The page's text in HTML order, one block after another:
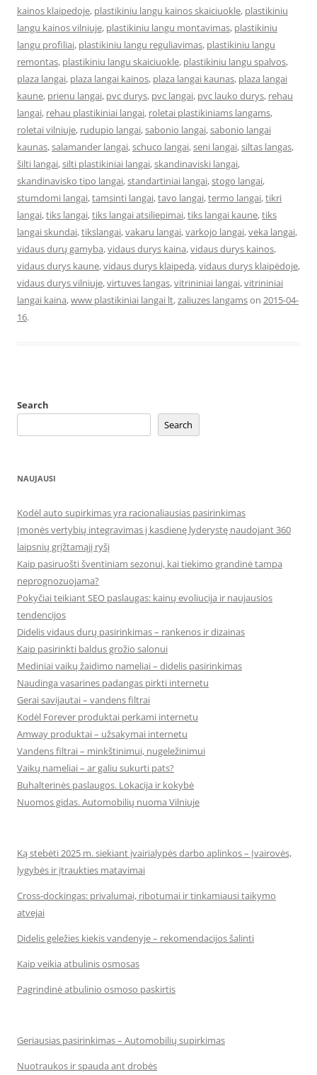
kainos klaipedoje, plastikiniu langu kainos skaiciuokle, plastikiniu
langu kainos vilniuje, plastikiniu langu montavimas, plastikiniu
langu profiliai, plastikiniu langu reguliavimas, plastikiniu langu
remontas, plastikiniu langu skaiciuokle, plastikiniu langu spalvos,
plaza langai, plaza langai kainos, plaza langai kaunas, plaza langai
kaune, prienu langai, pvc durys, pvc langai, pvc lauko durys, rehau
langai, rehau plastikiniai langai, roletai plastikiniams langams,
roletai vilniuje, rudupio langai,sabonio langai,sabonio langai
kaunas,salamander langai,schuco langai,seni langai,siltas langas,
šilti langai,silti plastikiniai langai,skandinaviski langai,
skandinavisko tipo langai,standartiniai langai,stogo langai,
stumdomi langai,tamsinti langai,tavo langai,termo langai,tikri
langai,tiks langai,tiks langai atsiliepimai,tiks langai kaune,tiks
langai skundai,tikslangai,vakaru langai,varkojo langai,veka langai,
vidaus durų gamyba,vidaus durys kaina,vidaus durys kainos,
vidaus durys kaune,vidaus durys klaipeda,vidaus durys klaipėdoje,
vidaus durys vilniuje,virtuves langas,vitrininiai langai,vitrininiai
langai kaina,www plastikiniai langai lt,zaliuzes langamson 2015-04-
16.
Search
Search
NAUJAUSI
Kodėl auto supirkimas yra racionaliausias pasirinkimas
Įmonės vertybių integravimas į kasdienę lyderystę naudojant 360
laipsnių grįžtamąjį ryšį
Kaip pasiruošti šventiniam sezonui, kai tiekimo grandinė tampa
neprognozuojama?
Pokyčiai teikiant SEO paslaugas: kainų evoliucija ir naujausios
tendencijos
Didelis vidaus durų pasirinkimas – rankenos ir dizainas
Kaip pasirinkti baldus grožio salonui
Mediniai vaikų žaidimo nameliai – didelis pasirinkimas
Naudinga vasarines padangas pirkti internetu
Gerai savijautai – vandens filtrai
Kodėl Forever produktai perkami internetu
Amway produktai – užsakymai internetu
Vandens filtrai – minkštinimui, nugeležinimui
Vaikų nameliai – ar galiu sukurti pats?
Buhalterinės paslaugos. Lokacija ir kokybė
Nuomos gidas. Automobilių nuoma Vilniuje
Ką stebėti 2025 m. siekiant įvairialypės darbo aplinkos – Įvairovės,
lygybės ir įtraukties matavimai
Cross-dockingas: privalumai, ribotumai ir tinkamiausi taikymo
atvejai
Didelis geležies kiekis vandenyje – rekomendacijos šalinti
Kaip veikia atbulinis osmosas
Pagrindinė atbulinio osmoso paskirtis
Geriausias pasirinkimas – Automobilių supirkimas
Nuotraukos ir spauda ant drobės